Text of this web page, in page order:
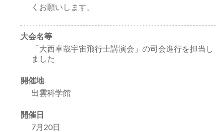
くお願いします。
大会名等
「大西卓哉宇宙飛行士講演会」の司会進行を担当し
ました
開催地
出雲科学館
開催日
7月20日